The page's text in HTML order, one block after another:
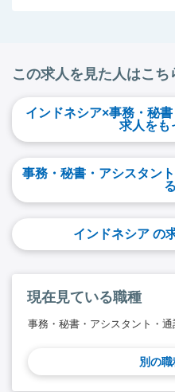
この求人を見た人はこち
インドネシア×事務・秘
求人をも
事務・秘書・アシスタン
る
インドネシア の
現在見ている職種
事務・秘書・アシスタント・通
別の